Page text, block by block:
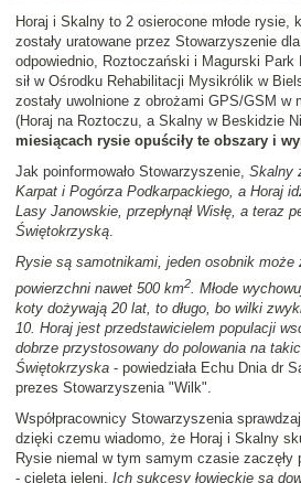
Horaj i Skalny to 2 osierocone młode rysie,
zostały uratowane przez Stowarzyszenie
odpowiednio, Roztoczański i Magurski Park
sił w Ośrodku Rehabilitacji Mysikrólik w
zostały uwolnione z obrożami GPS/GSM w
(Horaj na Roztoczu, a Skalny w Beskidzie
miesiącach rysie opuściły te obszary i
Jak poinformowało Stowarzyszenie, Skalny
Karpat i Pogórza Podkarpackiego, a Horaj
Lasy Janowskie, przepłynął Wisłę, a teraz
Świętokrzyską.
Rysie są samotnikami, jeden osobnik może
powierzchni nawet 500 km2
. Młode
koty dożywają 20 lat, to długo, bo wilki
10. Horaj jest przedstawicielem populacji
dobrze przystosowany do polowania na
Świętokrzyska - powiedziała Echu Dnia dr
prezes Stowarzyszenia "Wilk".
Współpracownicy Stowarzyszenia
dzięki czemu wiadomo, że Horaj i Skalny
Rysie niemal w tym samym czasie zaczęły
- cielęta jeleni. Ich sukcesy łowieckie są